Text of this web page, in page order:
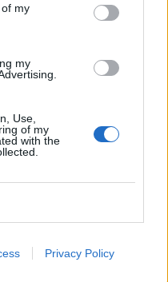
my
my
Use,
of my
with the
Privacy Policy
18. novembra
jogurta kūka